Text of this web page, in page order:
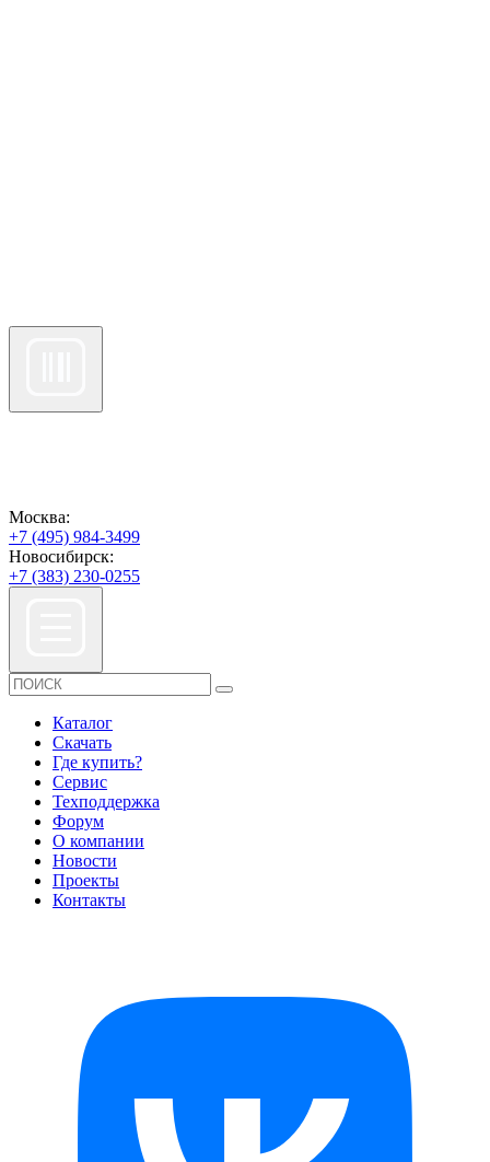
Москва:
+7 (495) 984-3499
Новосибирск:
+7 (383) 230-0255
Каталог
Скачать
Где купить?
Сервис
Техподдержка
Форум
О компании
Новости
Проекты
Контакты